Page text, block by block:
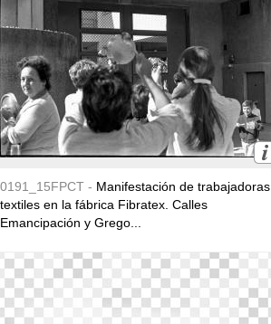
0191_15FPCT - Manifestación de trabajadoras
textiles en la fábrica Fibratex. Calles
Emancipación y Grego...